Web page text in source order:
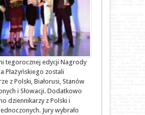
tegorocznej edycji Nagrody
Płażyńskiego zostali
z Polski, Białorusi, Stanów
i Słowacji. Dodatkowo
dziennikarzy z Polski i
Jury wybrało